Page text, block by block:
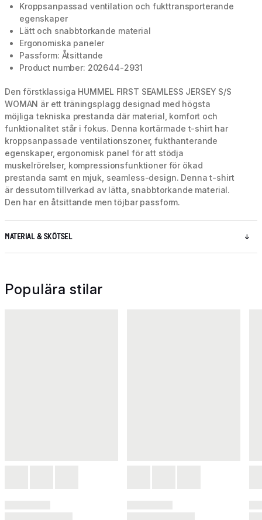
Kroppsanpassad ventilation och fukttransporterande
egenskaper
Lätt och snabbtorkande material
Ergonomiska paneler
Passform: Åtsittande
Product number: 202644-2931
Den förstklassiga HUMMEL FIRST SEAMLESS JERSEY S/S
WOMAN är ett träningsplagg designad med högsta
möjliga tekniska prestanda där material, komfort och
funktionalitet står i fokus. Denna kortärmade t-shirt har
kroppsanpassade ventilationszoner, fukthanterande
egenskaper, ergonomisk panel för att stödja
muskelrörelser, kompressionsfunktioner för ökad
prestanda samt en mjuk, seamless-design. Denna t-shirt
är dessutom tillverkad av lätta, snabbtorkande material.
Den har en åtsittande men töjbar passform.
MATERIAL & SKÖTSEL
Populära stilar